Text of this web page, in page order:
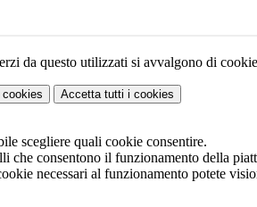
da questo utilizzati si avvalgono di
cookies Accetta tutti i cookies
scegliere quali cookie consentire.
che consentono il funzionamento della
necessari al funzionamento potete